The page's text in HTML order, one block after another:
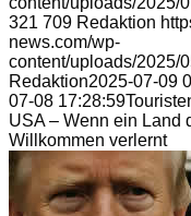
321 709 Redaktion
news.com/wp-
content/uploads/2025/
Redaktion2025-07-09
07-08 17:28:59
USA – Wenn ein Land
Willkommen verlernt